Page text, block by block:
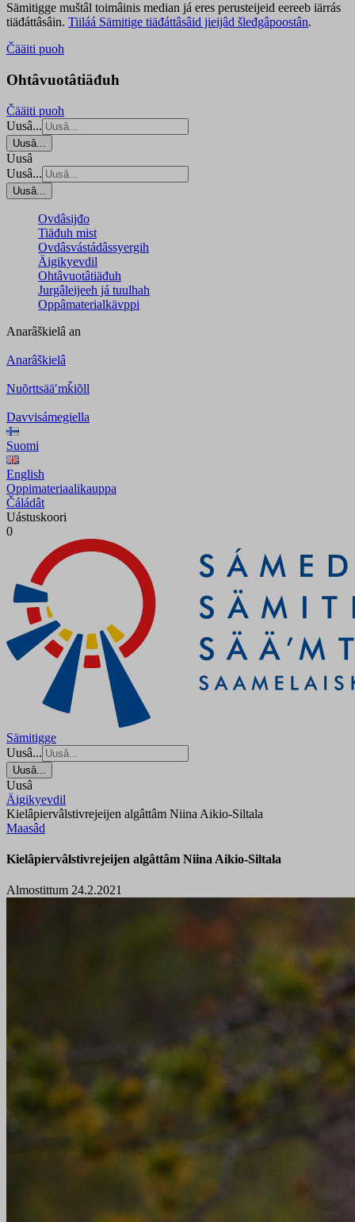
Sämitigge muštâl toimâinis median já eres perusteijeid eereeb iärrás
tiäđáttâsâin. Tiiláá Sämitige tiäđáttâsâid jieijâd šleđgâpoostân.
Čääiti puoh
Ohtâvuotâtiäđuh
Čääiti puoh
Uusâ...
Uusâ...
Uusâ
Uusâ...
Uusâ...
Ovdâsijđo
Tiäđuh mist
Ovdâsvástádâssyergih
Äigikyevdil
Ohtâvuotâtiäđuh
Jurgâleijeeh já tuulhah
Oppâmaterialkävppi
Anarâškielâ an
Anarâškielâ
Nuõrttsääʹmǩiõll
Davvisámegiella
Suomi
English
Oppimateriaalikauppa
Čáládât
Uástuskoori
0
Sämitigge
Uusâ...
Uusâ...
Uusâ
Äigikyevdil
Kielâpiervâlstivrejeijen algâttâm Niina Aikio-Siltala
Maasâd
Kielâpiervâlstivrejeijen algâttâm Niina Aikio-Siltala
Almostittum 24.2.2021